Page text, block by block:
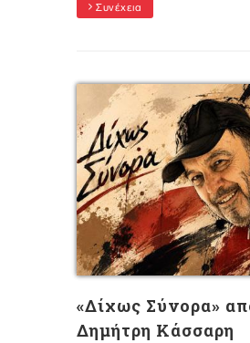
Συνέχεια
«Δίχως Σύνορα»
Δημήτρη Κάσσαρη